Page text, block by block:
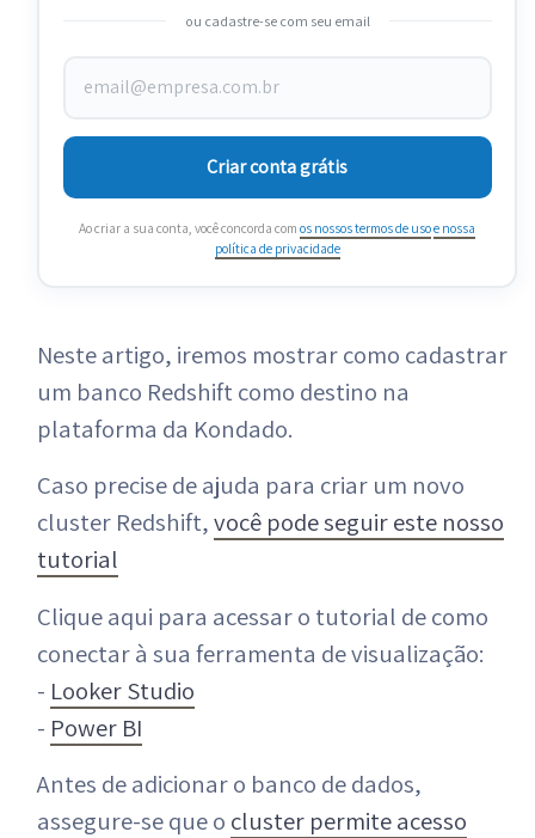
ou cadastre-se com seu email
Criar conta grátis
Ao criar a sua conta, você concorda com os nossos termos de usoe nossa
política de privacidade
Neste artigo, iremos mostrar como cadastrar
um banco Redshift como destino na
plataforma da Kondado.
Caso precise de ajuda para criar um novo
cluster Redshift,você pode seguir este nosso
tutorial
Clique aqui para acessar o tutorial de como
conectar à sua ferramenta de visualização:
- Looker Studio
- Power BI
Antes de adicionar o banco de dados,
assegure-se que o cluster permite acesso